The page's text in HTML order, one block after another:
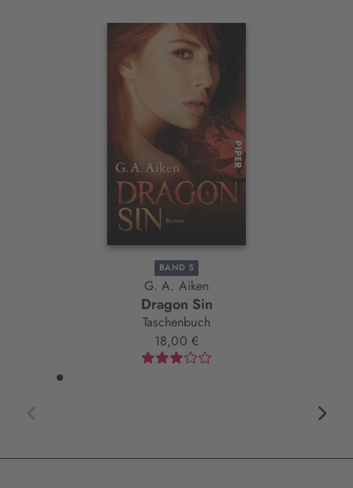
Interaktives
BAND 5
G. A. Aiken
Dragon Sin
Taschenbuch
18,00 €